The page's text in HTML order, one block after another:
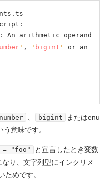
An arithmetic operand
' , ' bigint '
or an
number bigint
またはenu
意味です。
"foo" と宣言したとき変数
り、文字列型にインクリメ
ためです。